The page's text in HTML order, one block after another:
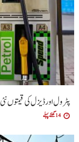
پٹرول اور ڈیزل کی قیمتوں
14 گھنٹے پہلے